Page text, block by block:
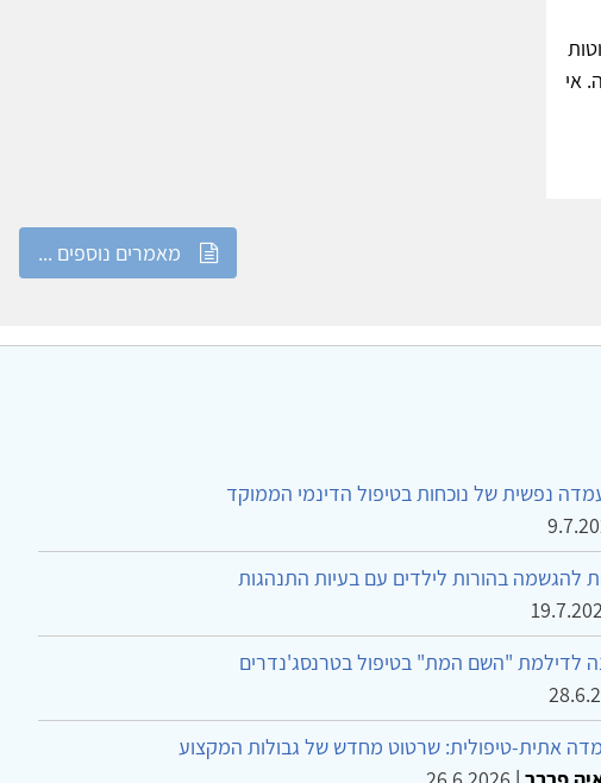
אי
מאמרים נוספים ...
נפשית של נוכחות בטיפול הדינמי הממוקד
להגשמה בהורות לילדים עם בעיות התנהגות
לדילמת "השם המת" בטיפול בטרנסג'נדרים
אתית-טיפולית: שרטוט מחדש של גבולות המקצוע